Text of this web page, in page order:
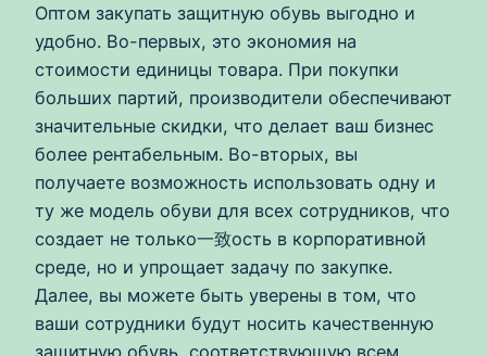
Оптом закупать защитную обувь выгодно и
удобно. Во-первых, это экономия на
стоимости единицы товара. При покупки
больших партий, производители обеспечивают
значительные скидки, что делает ваш бизнес
более рентабельным. Во-вторых, вы
получаете возможность использовать одну и
ту же модель обуви для всех сотрудников, что
создает не только一致ость в корпоративной
среде, но и упрощает задачу по закупке.
Далее, вы можете быть уверены в том, что
ваши сотрудники будут носить качественную
защитную обувь, соответствующую всем